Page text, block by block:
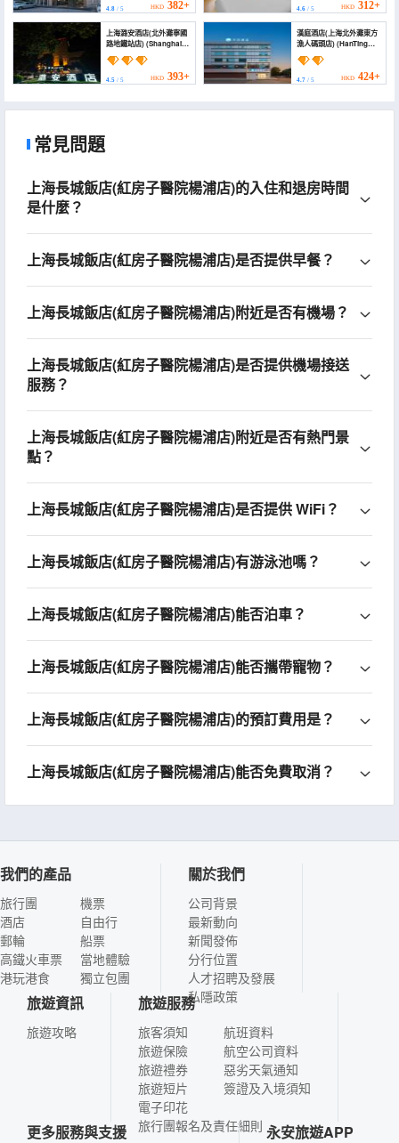
Ningguo Road Subway
Station))
4.8 / 5 HKD 382+ 4.6/ 5 HKD 312+
上海潞安酒店(北外灘寧國
路地鐵站店) (Shanghai
Lu'an Hotel (Ningguo
Road))
4.5 / 5 HKD 393+
漢庭酒店(上海北外灘東方
漁人碼頭店) (HanTing
Hotel (Shanghai North
Bund Oriental
Fisherman's Wharf))
4.7/ 5 HKD 424+
常見問題
上海長城飯店(紅房子醫院楊浦店)的入住和退房時間
是什麼？
上海長城飯店(紅房子醫院楊浦店)是否提供早餐？
上海長城飯店(紅房子醫院楊浦店)附近是否有機場？
上海長城飯店(紅房子醫院楊浦店)是否提供機場接送
服務？
上海長城飯店(紅房子醫院楊浦店)附近是否有熱門景
點？
上海長城飯店(紅房子醫院楊浦店)是否提供 WiFi？
上海長城飯店(紅房子醫院楊浦店)有游泳池嗎？
上海長城飯店(紅房子醫院楊浦店)能否泊車？
上海長城飯店(紅房子醫院楊浦店)能否攜帶寵物？
上海長城飯店(紅房子醫院楊浦店)的預訂費用是？
上海長城飯店(紅房子醫院楊浦店)能否免費取消？
我們的產品
旅行團
酒店
郵輪
高鐵火車票
港玩港食
機票
自由行
船票
當地體驗
獨立包團
關於我們
公司背景
最新動向
新聞發佈
分行位置
人才招聘及發展
私隱政策
旅遊資訊
旅遊攻略
旅遊服務
旅客須知
旅遊保險
旅遊禮券
旅遊短片
電子印花
航班資料
航空公司資料
惡劣天氣通知
簽證及入境須知
旅行團報名及責任細則
更多服務與支援 永安旅遊APP